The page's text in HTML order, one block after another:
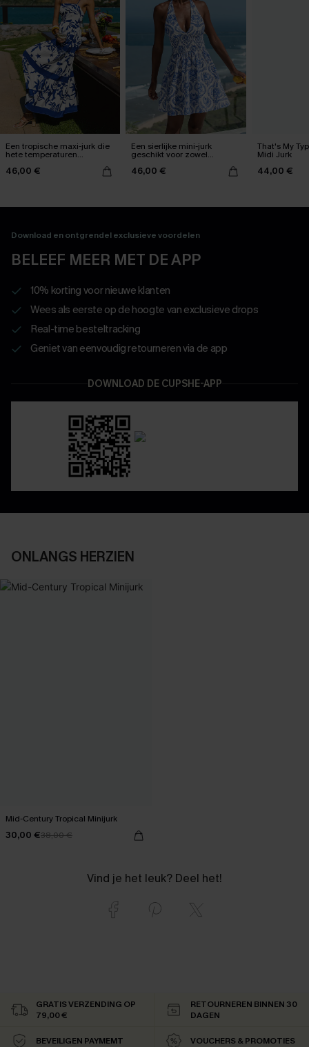
Een tropische maxi-jurk die
hete temperaturen
46,00 €
Een sierlijke mini-jurk
geschikt voor zowel
46,00 €
That's My
Midi Jurk
44,00 €
Download en ontgrendel exclusieve voordelen
BELEEF MEER MET DE APP
10% korting voor nieuwe klanten
Wees als eerste op de hoogte van exclusieve drops
Real-time besteltracking
Geniet van eenvoudig retourneren via de app
DOWNLOAD DE CUPSHE-APP
ONLANGS HERZIEN
Mid-Century Tropical Minijurk
30,00 €38,00 €
Vind je het leuk? Deel het!
GRATIS VERZENDING OP
79,00 €
RETOURNEREN BINNEN 30
DAGEN
BEVEILIGEN PAYMEMT VOUCHERS & PROMOTIES